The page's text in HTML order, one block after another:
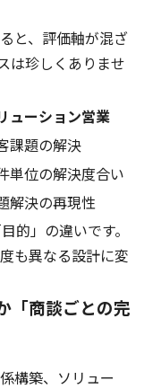
と、評価軸が混ざ
は珍しくありませ
ューション営業
課題の解決
単位の解決度合い
解決の再現性
的」の違いです。
も異なる設計に変
「商談ごとの完
構築、ソリュー